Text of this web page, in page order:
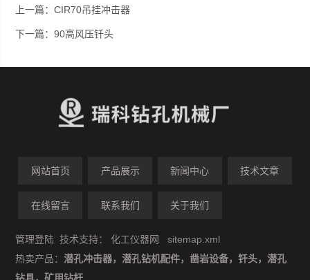
上一篇：CIR70吊挂冲击器
下一篇：90高风压钎头
网站首页 产品展示 新闻中心 技术文章
在线留言 联系我们 关于我们
管理登陆 技术支持：化工仪器网
sitemap.xml
热卖产品：潜孔冲击器，潜孔钻机配件，凿岩设备，钎头，潜孔
钻具，矿用钻杆